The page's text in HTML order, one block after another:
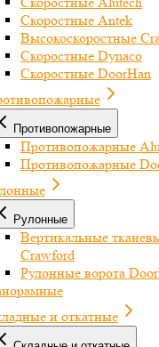
Скоростные Antek
Высокоскоростные
Скоростные Dynaco
Скоростные DoorHan
Противопожарные
Противопожарные
Противопожарные
Рулонные
Вертикальные
Crawford
Рулонные ворота
и откатные